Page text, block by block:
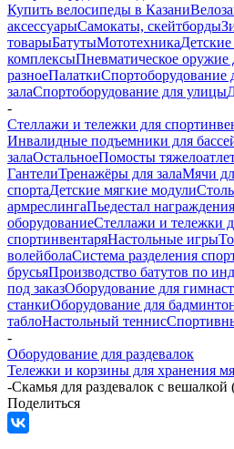
Купить велосипеды в Казани
аксессуарыСамокаты, скейтборды
товарыБатутыМототехника
комплексыПневматическое
разноеПалаткиСпортоборудование
залаСпортоборудование для улицы
-
Стеллажи и тележки для
Инвалидные подъемники для
залаОстальноеПомосты
ГантелиТренажёры для залаМячи
спортаДетские мягкие модули
армреслингаПьедестал награждения
оборудованиеСтеллажи и тележки
спортинвентаряНастольные игры
волейболаСистема разделения
брусьяПроизводство батутов по
под заказОборудование для
станкиОборудование для
таблоНастольный теннис
-
Оборудование для раздевалок
Тележки и корзины для хранения
-Скамья для раздевалок с
Поделиться